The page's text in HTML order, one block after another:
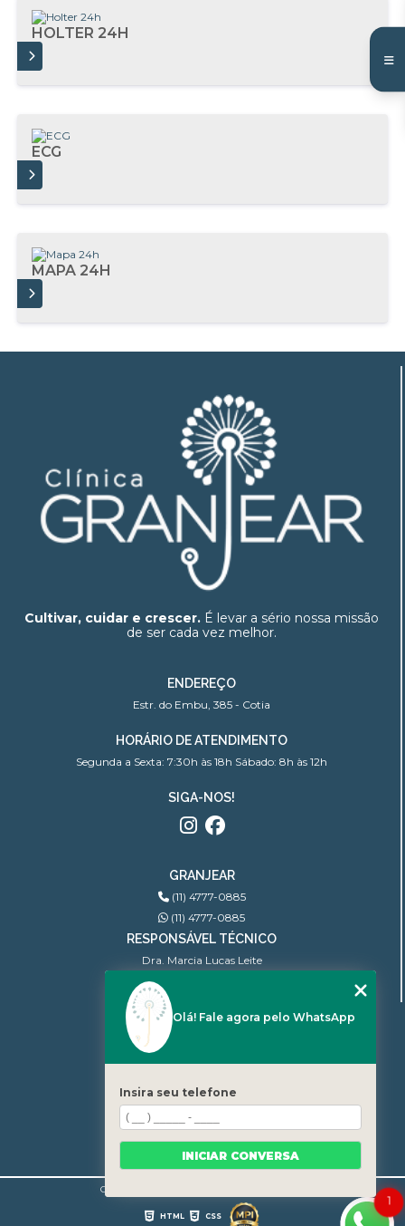
HOLTER 24H
ECG
MAPA 24H
Cultivar, cuidar e crescer. É levar a sério nossa missão
de ser cada vez melhor.
ENDEREÇO
Estr. do Embu, 385 - Cotia
HORÁRIO DE ATENDIMENTO
Segunda a Sexta: 7:30h às 18h Sábado: 8h às 12h
SIGA-NOS!
GRANJEAR
(11) 4777-0885
(11) 4777-0885
RESPONSÁVEL TÉCNICO
Dra. Marcia Lucas Leite
Ginecologista | CRM: 100.806
MENU
QUEM SOMOS
CONTATO
CATEGORIAS
Copyright © Granjear. (Lei 9610 de 19/02/1998)
HTML CSS
1
Olá! Fale agora pelo WhatsApp
Insira seu telefone
INICIAR CONVERSA